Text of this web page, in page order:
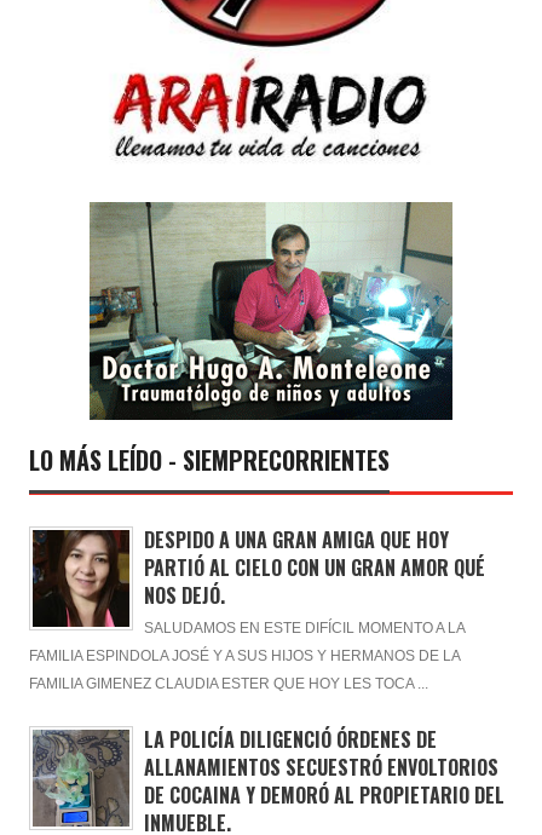
LO MÁS LEÍDO - SIEMPRECORRIENTES
DESPIDO A UNA GRAN AMIGA QUE HOY
PARTIÓ AL CIELO CON UN GRAN AMOR QUÉ
NOS DEJÓ.
SALUDAMOS EN ESTE DIFÍCIL MOMENTO A LA
FAMILIA ESPINDOLA JOSÉ Y A SUS HIJOS Y HERMANOS DE LA
FAMILIA GIMENEZ CLAUDIA ESTER QUE HOY LES TOCA ...
LA POLICÍA DILIGENCIÓ ÓRDENES DE
ALLANAMIENTOS SECUESTRÓ ENVOLTORIOS
DE COCAINA Y DEMORÓ AL PROPIETARIO DEL
INMUEBLE.